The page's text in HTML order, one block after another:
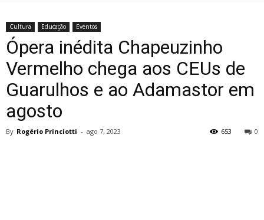
Cultura Educação Eventos
Ópera inédita Chapeuzinho
Vermelho chega aos CEUs de
Guarulhos e ao Adamastor em
agosto
By Rogério Princiotti - ago 7, 2023 0
653